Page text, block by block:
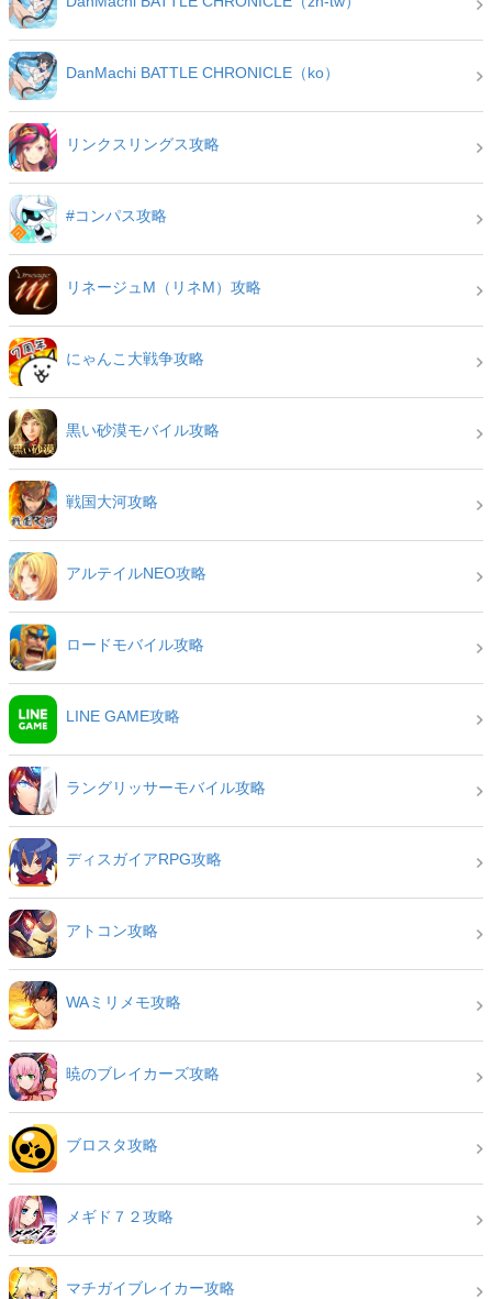
DanMachi BATTLE CHRONICLE（ko）
リンクスリングス攻略
#コンパス攻略
リネージュM（リネM）攻略
にゃんこ大戦争攻略
黒い砂漠モバイル攻略
戦国大河攻略
アルテイルNEO攻略
ロードモバイル攻略
LINE GAME攻略
ラングリッサーモバイル攻略
ディスガイアRPG攻略
アトコン攻略
WAミリメモ攻略
暁のブレイカーズ攻略
ブロスタ攻略
メギド７２攻略
マチガイブレイカー攻略